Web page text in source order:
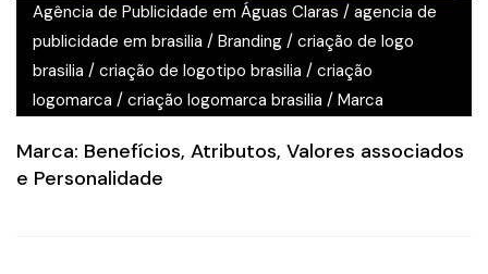
Agência de Publicidade em Águas Claras / agencia de
publicidade em brasilia / Branding / criação de logo
brasilia / criação de logotipo brasilia / criação
logomarca / criação logomarca brasilia / Marca
Marca: Benefícios, Atributos, Valores associados
e Personalidade